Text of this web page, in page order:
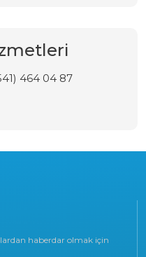
464 04 87
haberdar olmak için